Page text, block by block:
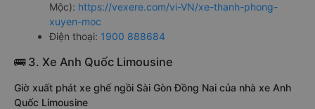
Mộc): https://vexere.com/vi-VN/xe-thanh-phong-
xuyen-moc
Điện thoại: 1900 888684
🚌 3. Xe Anh Quốc Limousine
Giờ xuất phát xe ghế ngồi Sài Gòn Đồng Nai của nhà xe Anh
Quốc Limousine